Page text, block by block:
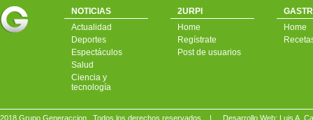
NOTICIAS
Actualidad
Deportes
Espectáculos
Salud
Ciencia y
tecnología
2URPI
Home
Regístrate
Post de usuarios
Home
2018 Grupo Generaccion . Todos los derechos reservados | Desarrollo Web: Luis